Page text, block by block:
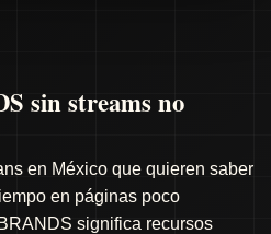
sin streams no
en México que quieren saber
en páginas poco
significa recursos